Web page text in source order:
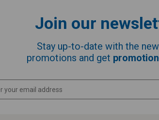
Join our
Stay up-to-date with the
promotions and get